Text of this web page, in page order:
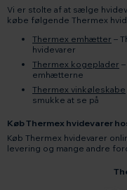
Vi er stolte af at sælge
købe følgende Thermex
Thermex emhætter –
hvidevarer
Thermex kogeplader
emhætterne
Thermex vinkøleskabe
smukke at se på
Køb Thermex hvidevarer
Køb Thermex hvidevarer
levering og mange andre